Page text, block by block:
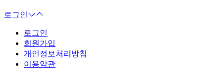
로그인
로그인
회원가입
개인정보처리방침
이용약관